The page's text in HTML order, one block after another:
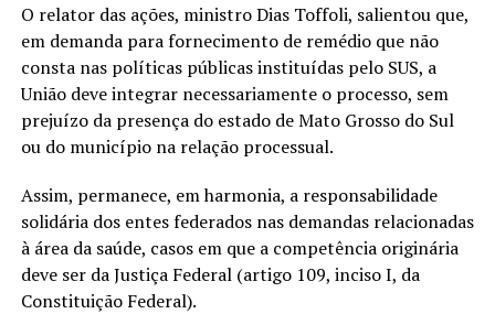
O relator das ações, ministro Dias Toffoli, salientou que,
em demanda para fornecimento de remédio que não
consta nas políticas públicas instituídas pelo SUS, a
União deve integrar necessariamente o processo, sem
prejuízo da presença do estado de Mato Grosso do Sul
ou do município na relação processual.
Assim, permanece, em harmonia, a responsabilidade
solidária dos entes federados nas demandas relacionadas
à área da saúde, casos em que a competência originária
deve ser da Justiça Federal (artigo 109, inciso I, da
Constituição Federal).